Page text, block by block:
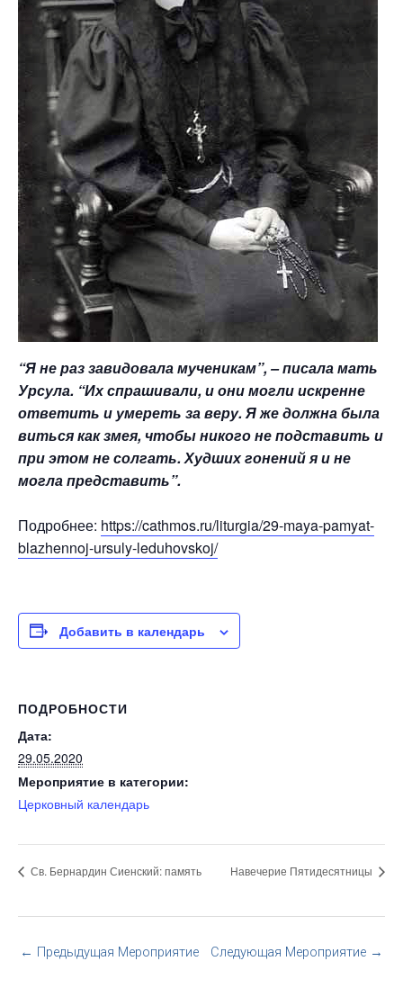
“Я не раз завидовала мученикам”, – писала мать
Урсула. “Их спрашивали, и они могли искренне
ответить и умереть за веру. Я же должна была
виться как змея, чтобы никого не подставить и
при этом не солгать. Худших гонений я и не
могла представить”.
Подробнее: https://cathmos.ru/liturgia/29-maya-pamyat-
blazhennoj-ursuly-leduhovskoj/
Добавить в календарь
ПОДРОБНОСТИ
Дата:
29.05.2020
Мероприятие в категории:
Церковный календарь
Св. Бернардин Сиенский: память Навечерие Пятидесятницы
← Предыдущая Мероприятие Следующая Мероприятие →